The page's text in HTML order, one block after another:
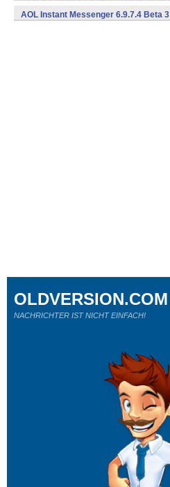
AOL Instant Messenger 6.9.7.4 Beta 3
OLDVERSION.COM
NACHRICHTER IST NICHT EINFACH!